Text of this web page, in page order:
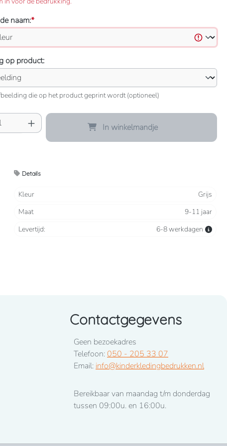
naam:*
op product:
die op het product geprint wordt (optioneel)
Voer de gewenste
In winkelmandje
Details
Kleur
Grijs
Maat
9-11 jaar
Levertijd:
6-8 werkdagen
Contactgegevens
Geen bezoekadres
Telefoon: 050 - 205 33 07
Email: info@kinderkledingbedrukken.nl
Bereikbaar van maandag t/m donderdag
tussen 09:00u. en 16:00u.